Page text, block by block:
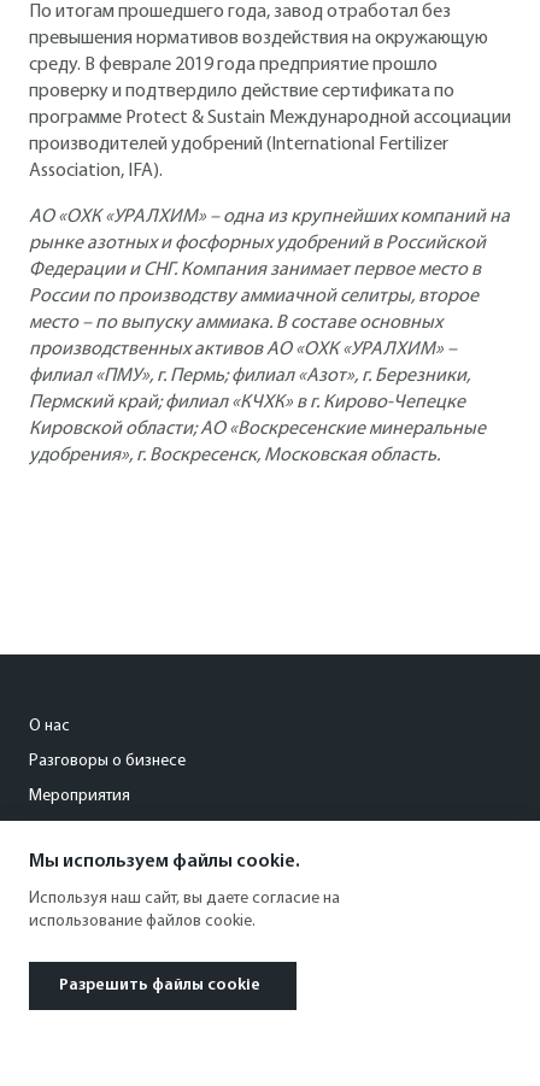
По итогам прошедшего года, завод отработал без
превышения нормативов воздействия на окружающую
среду. В феврале 2019 года предприятие прошло
проверку и подтвердило действие сертификата по
программе Protect & Sustain Международной ассоциации
производителей удобрений (International Fertilizer
Association, IFA).
АО «ОХК «УРАЛХИМ» – одна из крупнейших компаний на
рынке азотных и фосфорных удобрений в Российской
Федерации и СНГ. Компания занимает первое место в
России по производству аммиачной селитры, второе
место – по выпуску аммиака. В составе основных
производственных активов АО «ОХК «УРАЛХИМ» –
филиал «ПМУ», г. Пермь; филиал «Азот», г. Березники,
Пермский край; филиал «КЧХК» в г. Кирово-Чепецке
Кировской области; АО «Воскресенские минеральные
удобрения», г. Воскресенск, Московская область.
О нас
Разговоры о бизнесе
Мероприятия
info@kommersant.perm.ru
+7 (342) 246-22-58
Мы используем файлы cookie.
Используя наш сайт, вы даете согласие на
использование файлов cookie.
Разрешить файлы cookie